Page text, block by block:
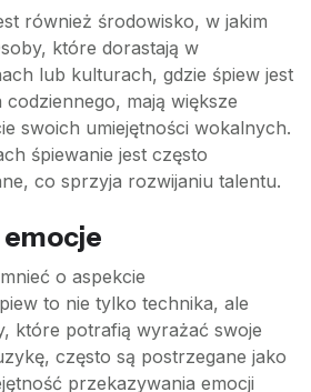
również środowisko, w jakim
które dorastają w
lub kulturach, gdzie śpiew jest
mają większe
swoich umiejętności wokalnych.
śpiewanie jest często
co sprzyja rozwijaniu talentu.
emocje
o aspekcie
to nie tylko technika, ale
które potrafią wyrażać swoje
często są postrzegane jako
przekazywania emocji